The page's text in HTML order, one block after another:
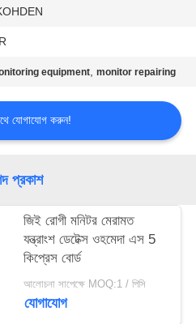
equipment,monitor repairing
যোগাযোগ করুন!
প্রকাশ
জিই রোগী মনিটর মেরামত
যন্ত্রাংশ ডেটেক্স ওহমেদা এস 5
কিপ্রেস বোর্ড
আলোচনা সাপেক্ষে MOQ:1 / পিসি
যোগাযোগ